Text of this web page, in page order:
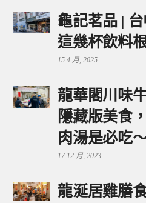
龜記茗品 |
這幾杯飲料
15 4 月, 2025
龍華閣川味
隱藏版美食
肉湯是必吃
17 12 月, 2023
龍涎居雞膳